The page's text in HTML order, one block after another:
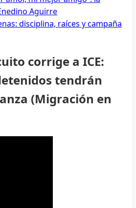
Aguirre
disciplina, raíces y campaña
corrige a ICE:
tendrán
(Migración en